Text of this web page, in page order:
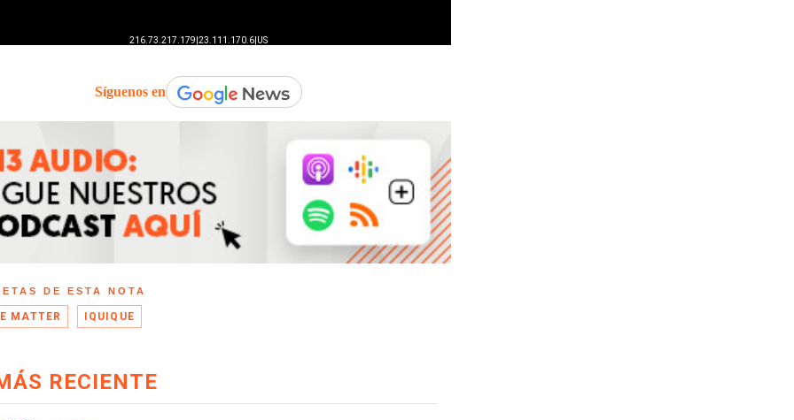
Síguenos en
DE ESTA NOTA
MATTER IQUIQUE
RECIENTE